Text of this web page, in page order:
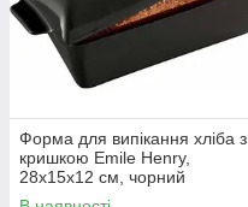
Форма для випікання хліба з
кришкою Emile Henry,
28x15x12 см, чорний
(795504)